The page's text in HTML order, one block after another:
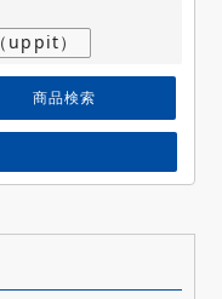
uppit）
商品検索